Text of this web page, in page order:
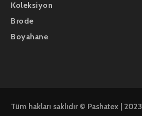
Koleksiyon
Brode
Boyahane
Tüm hakları saklıdır © Pashatex | 2023